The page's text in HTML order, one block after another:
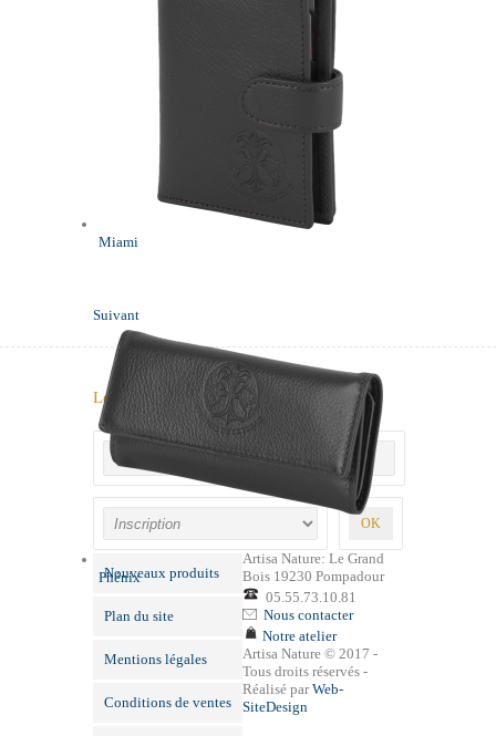
Miami
Phénix
Suivant
Lettre d'informations
Nouveaux produits
Plan du site
Mentions légales
Conditions de ventes
Artisa Nature: Le Grand
Bois 19230 Pompadour
05.55.73.10.81
Nous contacter
Notre atelier
Artisa Nature © 2017 -
Tous droits réservés -
Réalisé parWeb-
SiteDesign